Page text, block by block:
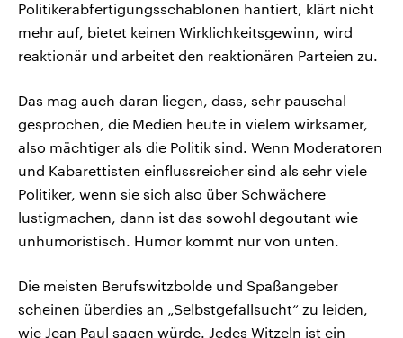
Politikerabfertigungsschablonen hantiert, klärt nicht
mehr auf, bietet keinen Wirklichkeitsgewinn, wird
reaktionär und arbeitet den reaktionären Parteien zu.
Das mag auch daran liegen, dass, sehr pauschal
gesprochen, die Medien heute in vielem wirksamer,
also mächtiger als die Politik sind. Wenn Moderatoren
und Kabarettisten einflussreicher sind als sehr viele
Politiker, wenn sie sich also über Schwächere
lustigmachen, dann ist das sowohl degoutant wie
unhumoristisch. Humor kommt nur von unten.
Die meisten Berufswitzbolde und Spaßangeber
scheinen überdies an „Selbstgefallsucht“ zu leiden,
wie Jean Paul sagen würde. Jedes Witzeln ist ein